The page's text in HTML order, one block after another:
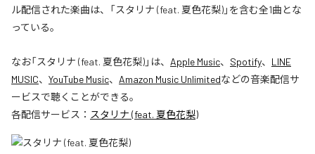
ル配信された楽曲は、「スタリナ (feat. 夏色花梨)」を含む全1曲とな
っている。
なお「スタリナ (feat. 夏色花梨)」は、 Apple Music、 Spotify、 LINE
MUSIC、 YouTube Music、 Amazon Music Unlimitedなどの音楽配信サ
ービスで聴くことができる。
各配信サービス： スタリナ (feat. 夏色花梨)